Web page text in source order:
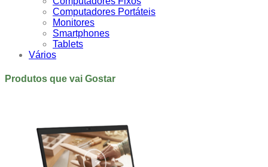
Computadores Portáteis
Monitores
Smartphones
Tablets
Vários
Produtos que vai Gostar